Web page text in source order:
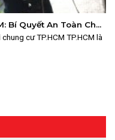
Bí Quyết An Toàn Cho
cư TP.HCM TP.HCM là